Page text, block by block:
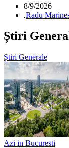
8/9/2026
.Radu
Știri
Știri Generale
Azi in Bucuresti